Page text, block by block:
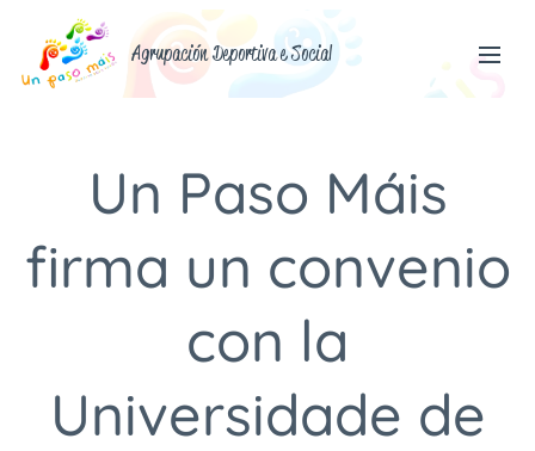
Agrupación Deportiva e Social
Un Paso Máis
firma un convenio
con la
Universidade de